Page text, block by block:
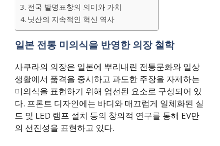
전국 발명표창의 의미와 가치
닛산의 지속적인 혁신 역사
일본 전통 미의식을 반영한 의장 철학
사쿠라의 의장은 일본에 뿌리내린 전통문화와 일상
생활에서 품격을 중시하고 과도한 주장을 자제하는
미의식을 표현하기 위해 엄선된 요소로 구성되어 있
다. 프론트 디자인에는 바디와 매끄럽게 일체화된 실
드 및 LED 램프 설치 등의 창의적 연구를 통해 EV만
의 선진성을 표현하고 있다.